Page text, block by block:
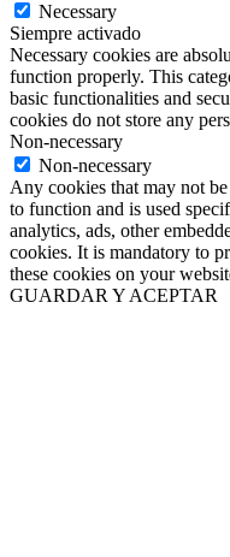
Necessary
Siempre activado
Necessary cookies are
function properly. This
basic functionalities and
cookies do not store any
Non-necessary
Non-necessary
Any cookies that may not
to function and is used
analytics, ads, other
cookies. It is mandatory to
these cookies on your
GUARDAR Y ACEPTAR